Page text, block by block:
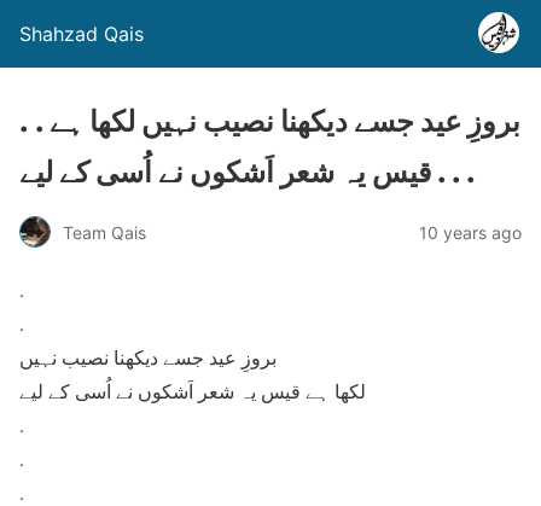
Shahzad Qais
. . بروزِ عید جسے دیکھنا نصیب نہیں لکھا ہے
قیس یہ شعر اَشکوں نے اُسی کے لیے . . .
Team Qais 10 years ago
.
.
بروزِ عید جسے دیکھنا نصیب نہیں
لکھا ہے قیس یہ شعر اَشکوں نے اُسی کے لیے
.
.
.